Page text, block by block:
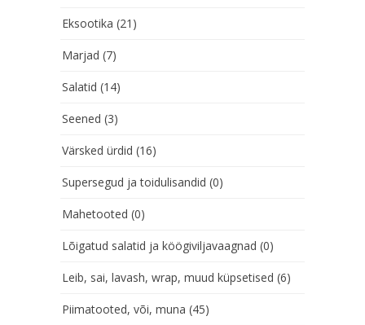
Eksootika (21)
Marjad (7)
Salatid (14)
Seened (3)
Värsked ürdid (16)
Supersegud ja toidulisandid (0)
Mahetooted (0)
Lõigatud salatid ja köögiviljavaagnad (0)
Leib, sai, lavash, wrap, muud küpsetised (6)
Piimatooted, või, muna (45)